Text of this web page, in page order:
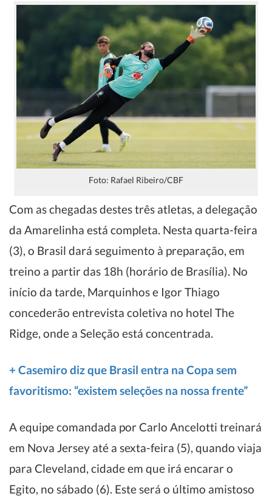
Foto: Rafael Ribeiro/CBF
Com as chegadas destes três atletas, a delegação
da Amarelinha está completa. Nesta quarta-feira
(3), o Brasil dará seguimento à preparação, em
treino a partir das 18h (horário de Brasília). No
início da tarde, Marquinhos e Igor Thiago
concederão entrevista coletiva no hotel The
Ridge, onde a Seleção está concentrada.
+ Casemiro diz que Brasil entra na Copa sem
favoritismo: “existem seleções na nossa frente”
A equipe comandada por Carlo Ancelotti treinará
em Nova Jersey até a sexta-feira (5), quando viaja
para Cleveland, cidade em que irá encarar o
Egito, no sábado (6). Este será o último amistoso